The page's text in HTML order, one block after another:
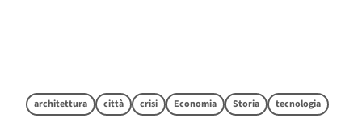
architettura città crisi Economia Storia tecnologia